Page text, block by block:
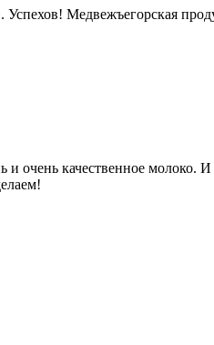
Медвежъегорская
качественное молоко. И